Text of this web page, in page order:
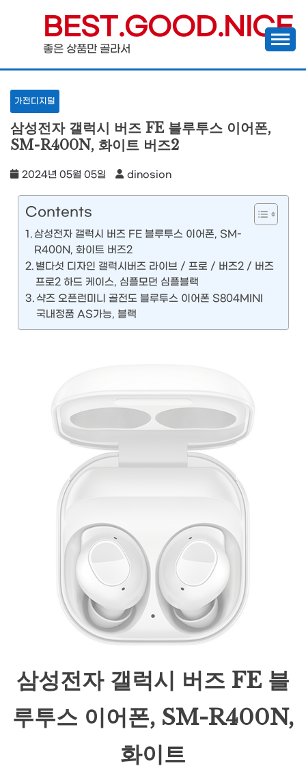
content
BEST.GOOD.NICE
좋은 상품만 골라서
가전디지털
삼성전자 갤럭시 버즈 FE 블루투스 이어폰,
SM-R400N, 화이트 버즈2
2024년 05월 05일 dinosion
Contents
삼성전자 갤럭시 버즈 FE 블루투스 이어폰, SM-
R400N, 화이트 버즈2
별다섯 디자인 갤럭시버즈 라이브 / 프로 / 버즈2 / 버즈
프로2 하드 케이스, 심플모던 심플블랙
샥즈 오픈런미니 골전도 블루투스 이어폰 S804MINI
국내정품 AS가능, 블랙
삼성전자 갤럭시 버즈 FE 블
루투스 이어폰, SM-R400N,
화이트